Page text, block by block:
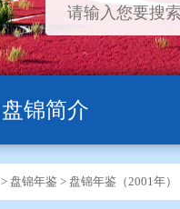
盘锦简介
> 盘锦年鉴 > 盘锦年鉴（2001年）